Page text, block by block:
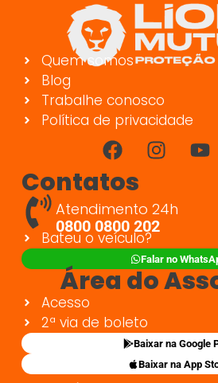
Quem somos
Blog
Trabalhe conosco
Política de privacidade
Contatos
Atendimento 24h
0800 0800 202
Bateu o veículo?
Falar no
Área do
Acesso
2ª via de boleto
Baixar na Google
Baixar na App